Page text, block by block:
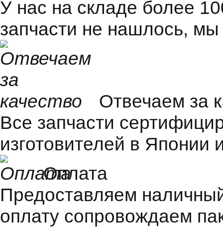
У нас на складе более
запчасти не нашлось,
Отвечаем за
Все запчасти
изготовителей в Японии
Оплата
Предоставляем
оплату сопровождаем